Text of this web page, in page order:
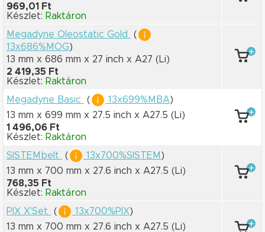
969,01 Ft
Készlet: Raktáron
Megadyne Oleostatic Gold
(
13x686%MOG)
13 mm x 686 mm x 27 inch x A27 (Li)
2 419,35 Ft
Készlet: Raktáron
Megadyne Basic
( 13x699%MBA)
13 mm x 699 mm x 27.5 inch x A27.5 (Li)
1 496,06 Ft
Készlet: Raktáron
SISTEMbelt
( 13x700%SISTEM )
13 mm x 700 mm x 27.6 inch x A27.5 (Li)
768,35 Ft
Készlet: Raktáron
PIX X'Set
( 13x700%PIX)
13 mm x 700 mm x 27.6 inch x A27.5 (Li)